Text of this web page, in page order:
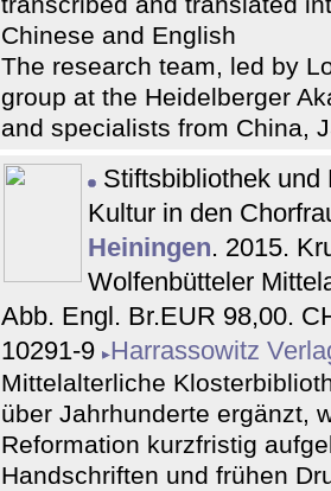
Chinese and English
The research team, led by
group at the Heidelberger
and specialists from China,
Stiftsbibliothek und
Kultur in den
Heiningen. 2015.
Wolfenbütteler
Abb. Engl. Br.EUR 98,00.
10291-9 Harrassowitz
Mittelalterliche
über Jahrhunderte ergänzt,
Reformation kurzfristig
Handschriften und frühen